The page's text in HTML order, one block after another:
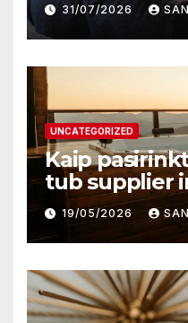
darbą
31/07/2026
UNCATEGORIZED
Kaip
tub supplier
svarbu?
19/05/2026